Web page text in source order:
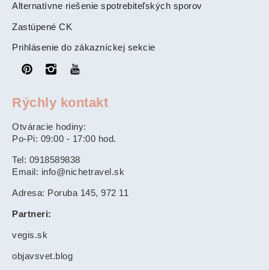
Alternatívne riešenie spotrebiteľských sporov
Zastúpené CK
Prihlásenie do zákazníckej sekcie
Rýchly kontakt
Otváracie hodiny:
Po-Pi: 09:00 - 17:00 hod.
Tel: 0918589838
Email: info@nichetravel.sk
Adresa: Poruba 145, 972 11
Partneri:
vegis.sk
objavsvet.blog